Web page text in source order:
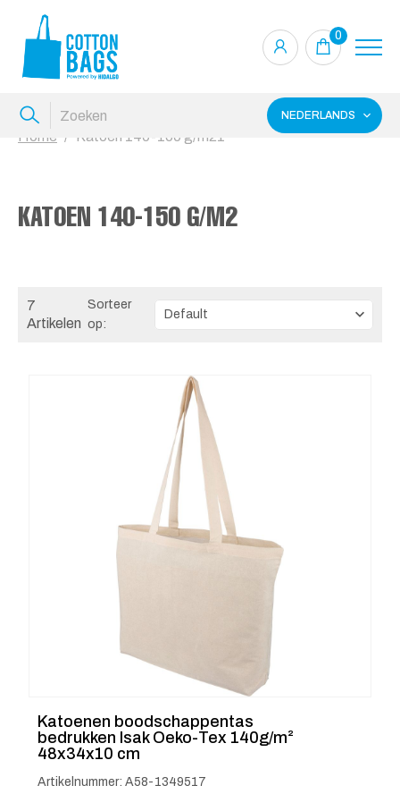
0
NEDERLANDS
Home Katoen 140-150 g/m21
KATOEN 140-150 G/M2
7
Artikelen
Sorteer
op:
Katoenen boodschappentas
bedrukken Isak Oeko-Tex 140g/m²
48x34x10 cm
Artikelnummer: A58-1349517